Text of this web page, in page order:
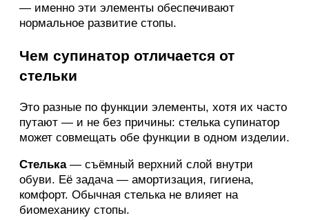
— именно эти элементы обеспечивают
нормальное развитие стопы.
Чем супинатор отличается от
стельки
Это разные по функции элементы, хотя их часто
путают — и не без причины: стелька супинатор
может совмещать обе функции в одном изделии.
Стелька— съёмный верхний слой внутри
обуви. Её задача — амортизация, гигиена,
комфорт. Обычная стелька не влияет на
биомеханику стопы.